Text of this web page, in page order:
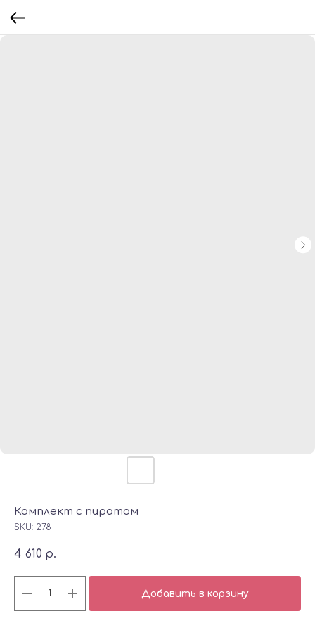
Комплект с пиратом
SKU: 278
4 610 р.
Добавить в корзину